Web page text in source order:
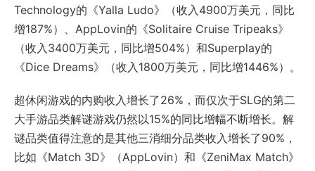
Technology的《Yalla Ludo》（收入4900万美元，同比
增187%）、AppLovin的《Solitaire Cruise Tripeaks》
（收入3400万美元，同比增504%）和Superplay的
《Dice Dreams》（收入1800万美元，同比增1446%）。
超休闲游戏的内购收入增长了26%，而仅次于SLG的第二
大手游品类解谜游戏仍然以15%的同比增幅不断增长。解
谜品类值得注意的是其他三消细分品类收入增长了90%，
比如《Match 3D》（AppLovin）和《ZeniMax Match》